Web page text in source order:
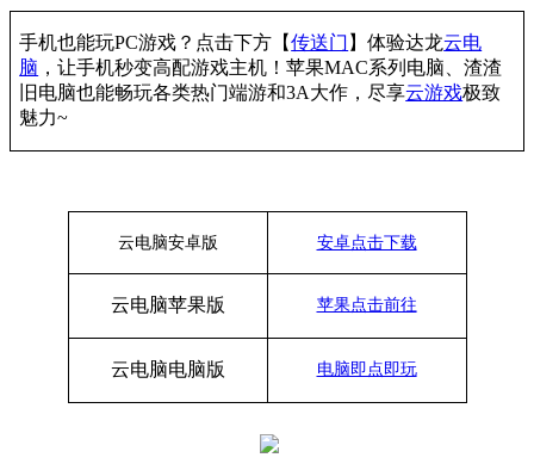
手机也能玩PC游戏？点击下方【传送门 】体验达龙云电
脑 ，让手机秒变高配游戏主机 ！苹果MAC系列电脑、渣渣
旧电脑也能畅玩各类热门端游和3A大作，尽享云游戏极致
魅力~
云电脑安卓版 安卓点击下载
云电脑苹果版 苹果点击前往
云电脑电脑版 电脑即点即玩